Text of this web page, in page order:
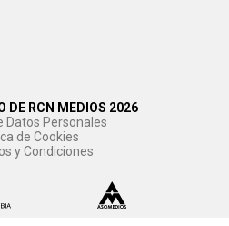
DE RCN MEDIOS 2026
Datos Personales
de Cookies
y Condiciones